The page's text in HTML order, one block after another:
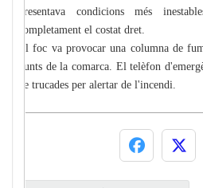
presentava condicions més
completament el costat dret.
El foc va provocar una columna de
punts de la comarca. El telèfon
de trucades per alertar de l'incendi.